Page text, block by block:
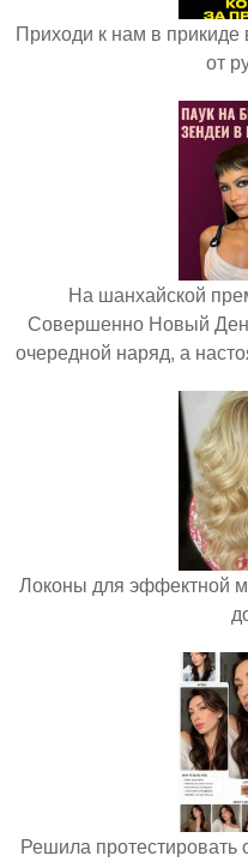
Приходи к нам в прикиде
от
На шанхайской
Совершенно Новый
очередной наряд, а
Локоны для эффектной
Решила